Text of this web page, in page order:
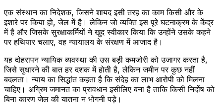
एक संस्थान का निदेशक, जिसने शायद इसी तरह का काम किसी और के
इशारे पर किया हो, जेल में है। लेकिन जो व्यक्ति इस पूरे घटनाक्रम के केंद्र
में है और जिसके सुरक्षाकर्मियों ने खुद स्वीकार किया कि उन्होंने उसके कहने
पर हथियार चलाए, वह न्यायालय के संरक्षण में आजाद है।
यह दोहरापन न्यायिक व्यवस्था की उस बड़ी कमजोरी को उजागर करता है,
जिसे सुधारने की बात हर दशक में होती है, लेकिन जमीन पर कुछ नहीं
बदलता। न्याय का सिद्धांत कहता है कि संदेह का लाभ आरोपी को मिलना
चाहिए। अग्रिम जमानत का प्रावधान इसीलिए बना है ताकि किसी निर्दोष को
बिना कारण जेल की यातना न भोगनी पड़े।